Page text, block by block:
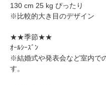
130 cm 25 kg ぴったり
※比較的大き目のデザイン
★★季節★★
ｵｰﾙｼｰｽﾞﾝ
※結婚式や発表会など室内で
す。